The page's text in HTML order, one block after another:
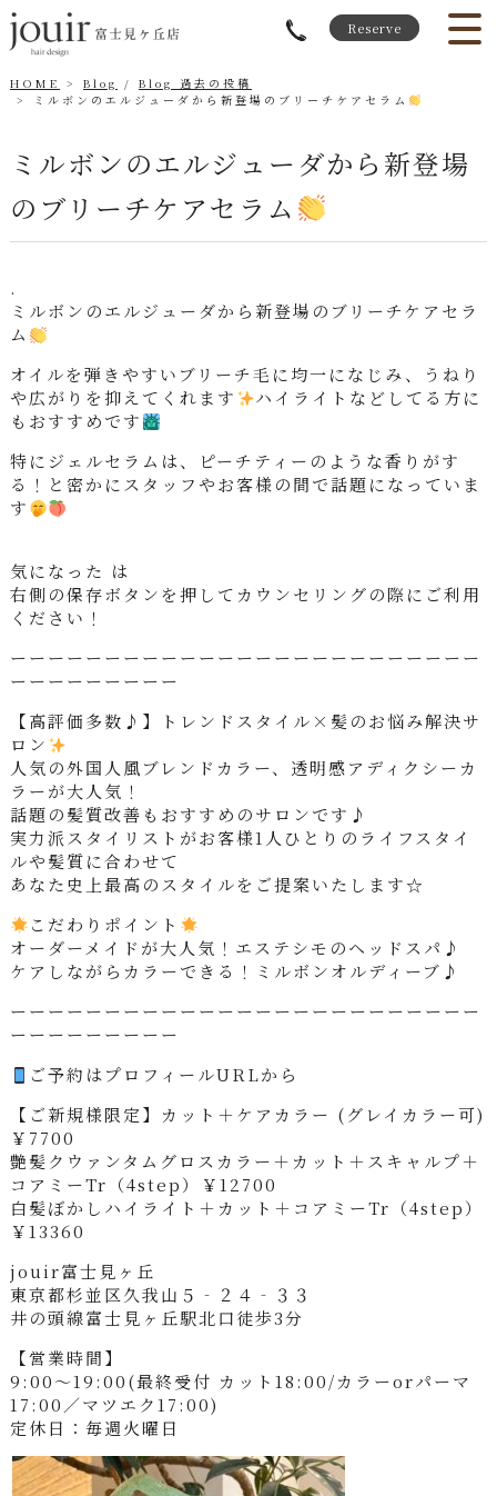
Reserve
HOME Blog / Blog 過去の投稿
ミルボンのエルジューダから新登場のブリーチケアセラム
ミルボンのエルジューダから新登場
のブリーチケアセラム
.
ミルボンのエルジューダから新登場のブリーチケアセラ
ム
オイルを弾きやすいブリーチ毛に均一になじみ、うねり
や広がりを抑えてくれます
ハイライトなどしてる方に
もおすすめです
特にジェルセラムは、ピーチティーのような香りがす
る！と密かにスタッフやお客様の間で話題になっていま
す
気になった は
右側の保存ボタンを押してカウンセリングの際にご利用
ください！
ーーーーーーーーーーーーーーーーーーーーーーーーー
ーーーーーーーーー
【高評価多数♪】トレンドスタイル×髪のお悩み解決サ
ロン
人気の外国人風ブレンドカラー、透明感アディクシーカ
ラーが大人気！
話題の髪質改善もおすすめのサロンです♪
実力派スタイリストがお客様1人ひとりのライフスタイ
ルや髪質に合わせて
あなた史上最高のスタイルをご提案いたします☆
こだわりポイント
オーダーメイドが大人気！エステシモのヘッドスパ♪
ケアしながらカラーできる！ミルボンオルディーブ♪
ーーーーーーーーーーーーーーーーーーーーーーーーー
ーーーーーーーーー
ご予約はプロフィールURLから
【ご新規様限定】カット＋ケアカラー (グレイカラー可)
￥7700
艶髪クウァンタムグロスカラー＋カット＋スキャルプ＋
コアミーTr（4step）￥12700
白髪ぼかしハイライト＋カット＋コアミーTr（4step）
￥13360
jouir富士見ヶ丘
東京都杉並区久我山５‐２４‐３３
井の頭線富士見ヶ丘駅北口徒歩3分
【営業時間】
9:00～19:00(最終受付 カット18:00/カラーorパーマ
17:00／マツエク17:00)
定休日：毎週火曜日